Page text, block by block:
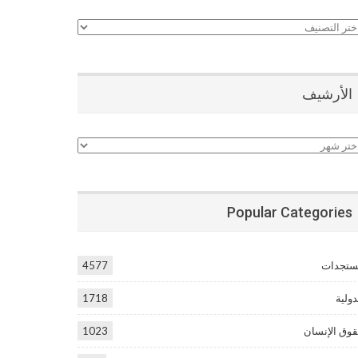
الأرشيف
Popular Categories
4577
1718
الإنسان 1023